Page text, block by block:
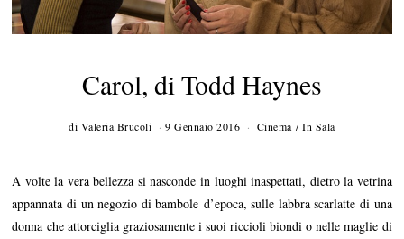
Carol, di Todd Haynes
di Valeria Brucoli 9 Gennaio 2016
n
a
i
Cinema / In Sala
A volte la vera bellezza si nasconde in luoghi inaspettati, dietro la vetrina
appannata di un negozio di bambole d’epoca, sulle labbra scarlatte di una
donna che attorciglia graziosamente i suoi riccioli biondi o nelle maglie di